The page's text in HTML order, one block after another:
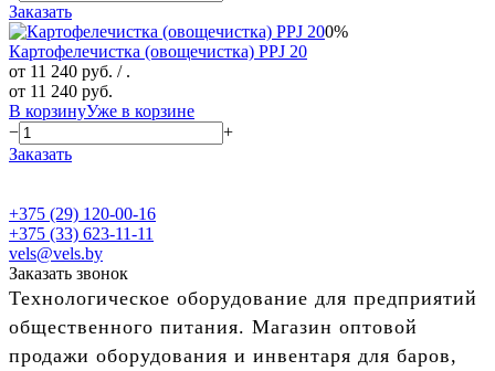
Заказать
0%
Картофелечистка (овощечистка) PPJ 20
от 11 240 руб. / .
от 11 240 руб.
В корзинуУже в корзине
−
+
Заказать
+375 (29) 120-00-16
+375 (33) 623-11-11
vels@vels.by
Заказать звонок
Технологическое оборудование для предприятий
общественного питания. Магазин оптовой
продажи оборудования и инвентаря для баров,